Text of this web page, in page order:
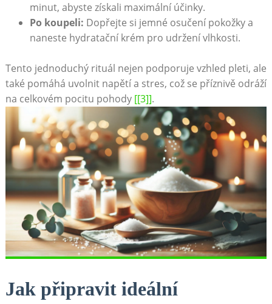
minut, abyste získali maximální účinky.
Po koupeli: Dopřejte si jemné osučení pokožky a
naneste hydratační krém pro udržení vlhkosti.
Tento jednoduchý rituál nejen podporuje vzhled pleti, ale
také pomáhá uvolnit napětí a stres, což se příznivě odráží
na celkovém pocitu pohody [[3]].
Jak připravit ideální